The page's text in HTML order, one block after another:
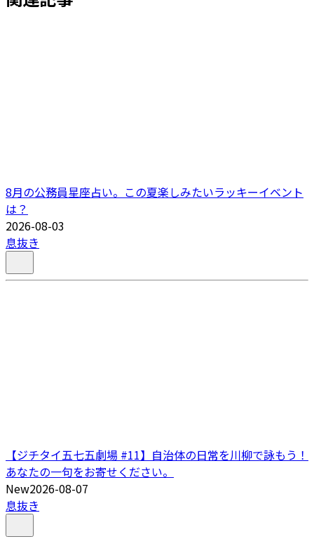
8月の公務員星座占い。この夏楽しみたいラッキーイベント
は？
2026-08-03
息抜き
【ジチタイ五七五劇場 #11】自治体の日常を川柳で詠もう！
あなたの一句をお寄せください。
New2026-08-07
息抜き